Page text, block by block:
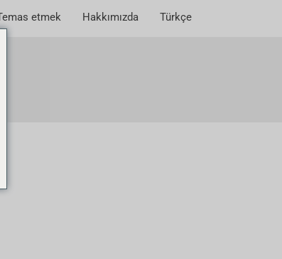
etmek Hakkımızda Türkçe